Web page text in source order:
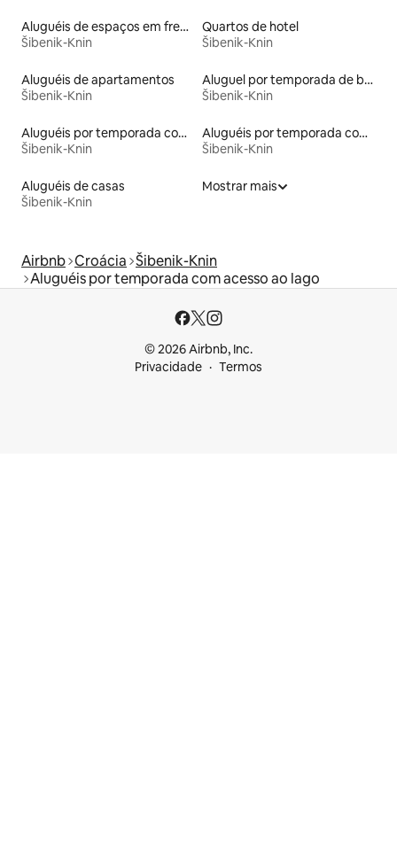
Aluguéis de espaços em frente à praia
Šibenik-Knin
Quartos de hotel
Šibenik-Knin
Aluguéis de apartamentos
Šibenik-Knin
Aluguel por temporada de barcos
Šibenik-Knin
Aluguéis por temporada com caiaque
Šibenik-Knin
Aluguéis por temporada com banheira de hidromassagem
Šibenik-Knin
Aluguéis de casas
Šibenik-Knin
Mostrar mais
Airbnb Croácia Šibenik-Knin
Aluguéis por temporada com acesso ao lago
© 2026 Airbnb, Inc.
Privacidade
Termos